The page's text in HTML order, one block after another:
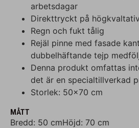
arbetsdagar
Direkttryckt på
Regn och fukt tålig
Rejäl pinne med fasade
dubbelhäftande tejp
Denna produkt omfattas
det är en specialtillverkad
Storlek: 50×70 cm
MÅTT
Bredd: 50 cmHöjd: 70 cm